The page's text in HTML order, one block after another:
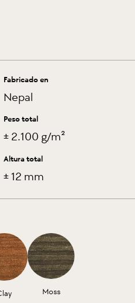
Fabricado en
Nepal
Peso total
± 2.100 g/m²
Altura total
± 12 mm
Moss